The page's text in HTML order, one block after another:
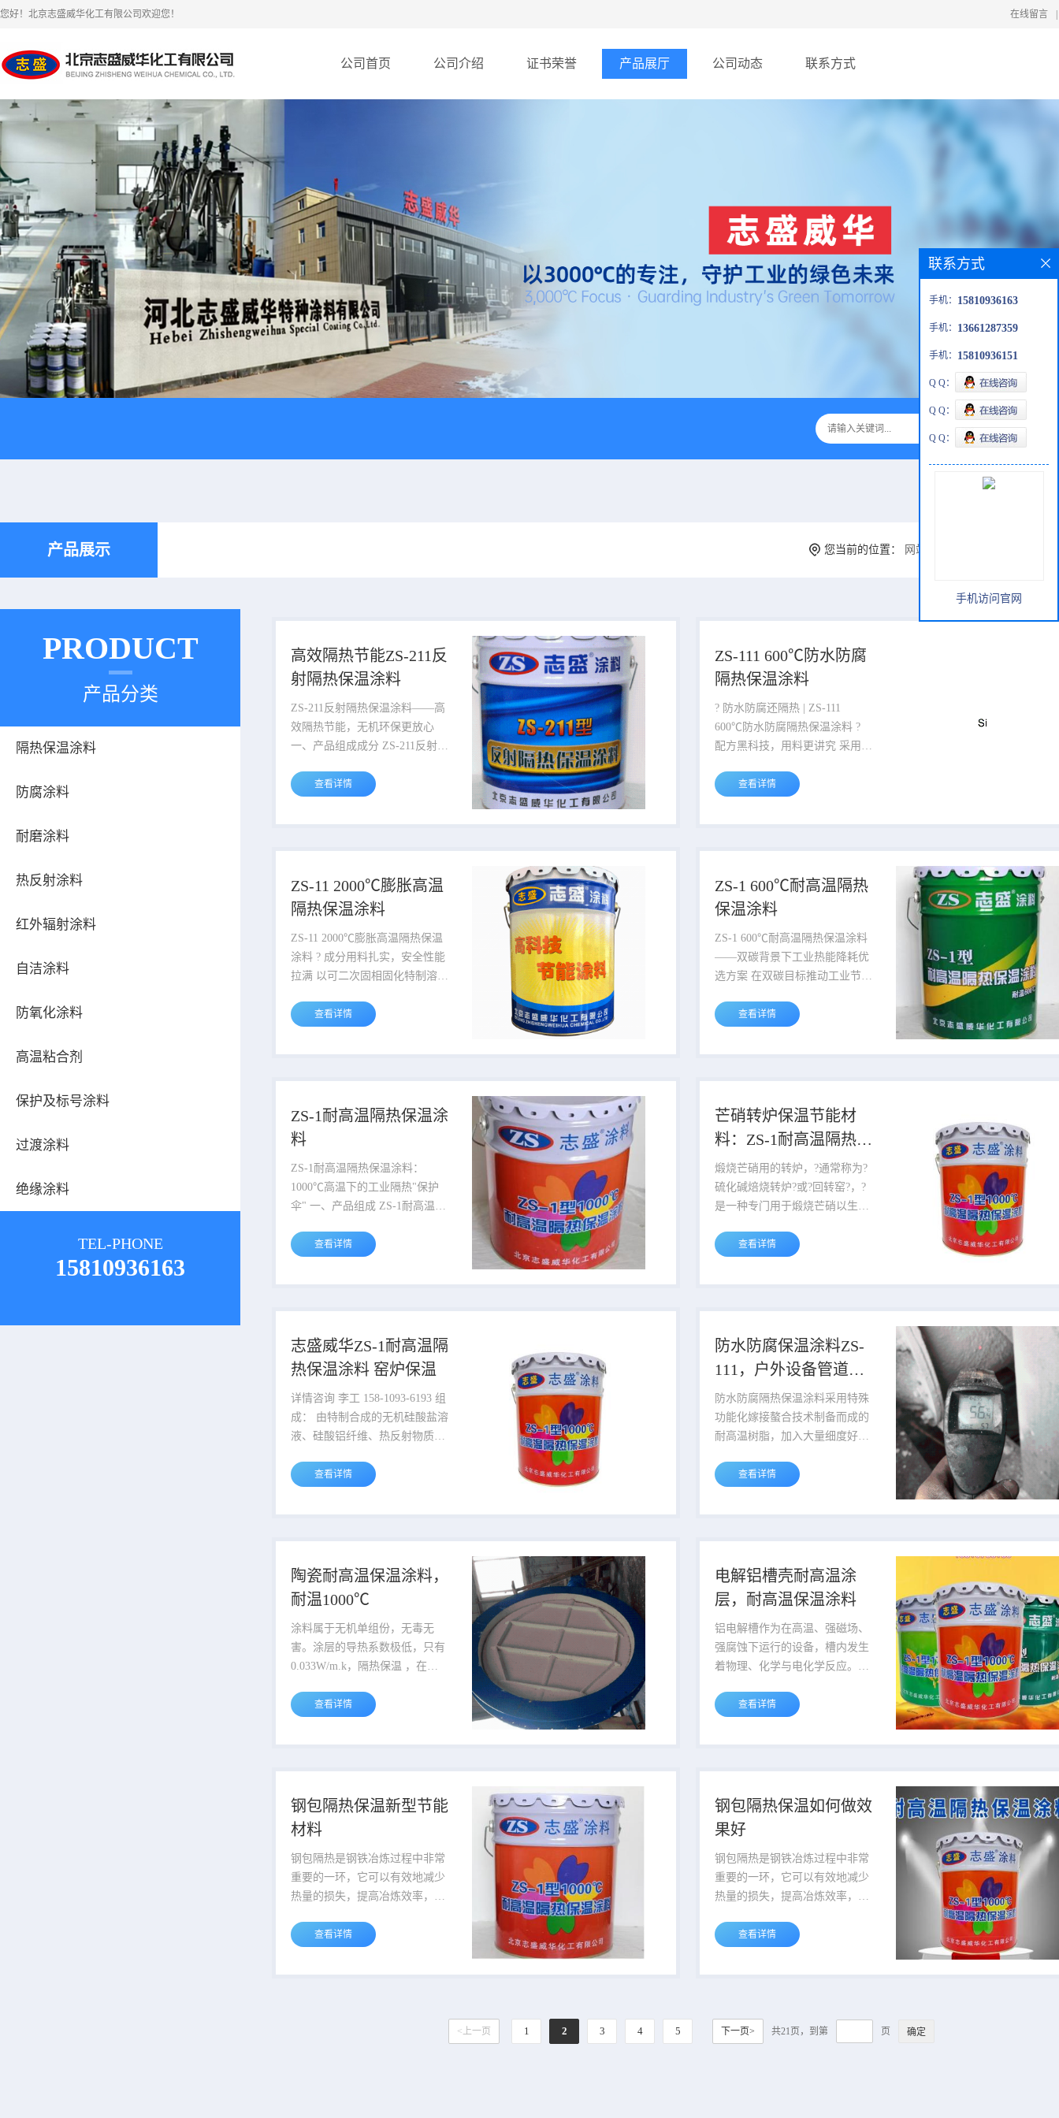
您好！北京志盛威华化工有限公司欢迎您！ 在线留言
公司首页 公司介绍 证书荣誉 产品展厅 公司动态 联系方式
产品展示 您当前的位置： 网站首页
PRODUCT
产品分类
隔热保温涂料
防腐涂料
耐磨涂料
热反射涂料
红外辐射涂料
自洁涂料
防氧化涂料
高温粘合剂
保护及标号涂料
过渡涂料
绝缘涂料
TEL-PHONE
15810936163
高效隔热节能ZS-211反
射隔热保温涂料
ZS-211反射隔热保温涂料——高
效隔热节能，无机环保更放心
一、产品组成成分 ZS-211反射
硅酸盐溶液作为基料，搭配精选
质、陶瓷纤维等功能性原料复合
涂料固化后依靠特殊原料结构实
0.08W/m·K，隔热抑制效率 可达
90%，同时兼具保冷功能，可阻
挡外界热量侵入，维持低温物体
温度稳定。 二、作用...
查看详情
ZS-111 600℃防水防腐
隔热保温涂料
? 防水防腐还隔热 | ZS-111
600℃防水防腐隔热保温涂料 ?
配方黑科技，用料更讲究 采用特
温树脂，搭配高细度、高空心率
热、防水、防腐三重性能，
防腐双在线 树脂分子链嫁接多分
网状结构，网眼中填充规则排列
的空心微珠，形成稳定真空绝热
层，导热系数低至
0.05W/m·K（120℃），...
查看详情
ZS-11 2000℃膨胀高温
隔热保温涂料
ZS-11 2000℃膨胀高温隔热保温
涂料 ? 成分用料扎实，安全性能
拉满 以可二次固相固化特制溶液
氧化锆、炭纤维、中空纳米碳
压复合而成，A级防火，更耐用
后，遇200℃以上高温开始膨
1000℃时膨胀完成，最终厚度可
达初始的5倍以上。膨胀后形成
无数独立真空层，从根源阻断热
传导，导热系...
查看详情
ZS-1 600℃耐高温隔热
保温涂料
ZS-1 600℃耐高温隔热保温涂料
——双碳背景下工业热能降耗优
选方案 在双碳目标推动工业节能
失、表面超温、能耗过高是目前
况痛点，ZS-1 600℃耐高温隔热
如下： 一、产品组成 本产品为
机硅酸盐溶液作为成膜基底，复
配硅酸铝纤维、热反射功能物
质，再添加占比超80%、粒径80
目以上...
查看详情
ZS-1耐高温隔热保温涂
料
ZS-1耐高温隔热保温涂料：
1000℃高温下的工业隔热"保护
伞" 一、产品组成 ZS-1耐高温隔
料，以无机硅酸盐作为成膜物
反射物质复合制备而成，整体配
二、隔热机理 这款涂料打造了类
陶瓷微珠腔体内部的空气不会产
生对流，同时微珠之间相互堆叠
形成三维静...
查看详情
芒硝转炉保温节能材
料：ZS-1耐高温隔热保
温涂料
煅烧芒硝用的转炉，?通常称为?
硫化碱焙烧转炉?或?回转窑?，?
是一种专门用于煅烧芒硝以生产
回转筒体、?支承装置、?带挡轮
置以及喷煤管装置等部分组
应，?生成硫化钠。 ?芒硝回转窑
的，生产连续性比较差，能源浪
费也非常之大。因此我们需要在
窑筒体与耐火砖之间做...
查看详情
志盛威华ZS-1耐高温隔
热保温涂料 窑炉保温
详情咨询 李工 158-1093-6193 组
成： 由特制合成的无机硅酸盐溶
液、硅酸铝纤维、热反射物质和
性环保。 机理： 涂层整体构造
理，涂料中加入的空心陶瓷微珠
排列紧密彼此之间也存在三维的
生。相对较低导热系数的无机成
膜物质作为涂层的支撑，共同...
查看详情
防水防腐保温涂料ZS-
111，户外设备管道保
温
防水防腐隔热保温涂料采用特殊
功能化嫁接螯合技术制备而成的
耐高温树脂，加入大量细度好空
填充。固化涂层具有极低的导热
测），隔热保温效果良好，有效
果，能长期在低于600℃条件下
子链上嫁接多个不同分子量的柔
性支链，涂料固化后形成立体网
状结构，网眼部位填充大量微化
玻璃空...
查看详情
陶瓷耐高温保温涂料，
耐温1000℃
涂料属于无机单组份，无毒无
害。涂层的导热系数极低，只有
0.033W/m.k，隔热保温 ，在一
90%左右。对于低温物体也可有
热量传导导致低温物体温度的上
不会产生热对流，空心陶瓷微珠
空气层，也避免了热对流的产
生。相对较低导热系数的无机成
膜物质作为涂层的支撑，共同构
造了以静态空...
查看详情
电解铝槽壳耐高温涂
层，耐高温保温涂料
铝电解槽作为在高温、强磁场、
强腐蚀下运行的设备，槽内发生
着物理、化学与电化学反应。经
耗，但在化学腐蚀和热应力的作
坏而迫使停槽大修。停槽大修消
极内衬回收利用技术还不成熟，
长期在高温下工作，目前320～
400kA的铝电解槽的侧部温度基
本在280～400℃，因槽壳钢板
长...
查看详情
钢包隔热保温新型节能
材料
钢包隔热是钢铁冶炼过程中非常
重要的一环，它可以有效地减少
热量的损失，提高冶炼效率，降
断发展，钢包隔热技术也在不断
利用隔热材料将钢包内部的高温
查看详情
钢包隔热保温如何做效
果好
钢包隔热是钢铁冶炼过程中非常
重要的一环，它可以有效地减少
热量的损失，提高冶炼效率，降
断发展，钢包隔热技术也在不断
利用隔热材料将钢包内部的高温
维、硅酸铝纤维等。这些材料具
有良好的隔热性能，能够有效地
查看详情
<上一页 1 2 3 4 5 下一页> 共21页，到第 页
联系方式
手机： 15810936163
手机： 13661287359
手机： 15810936151
Q Q：
Q Q：
Q Q：
手机访问官网